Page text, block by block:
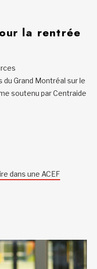
la rentrée
Grand Montréal sur le
soutenu par Centraide
dans une ACEF